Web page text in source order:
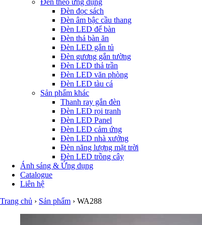
Đèn đọc sách
Đèn âm bậc cầu thang
Đèn LED để bàn
Đèn thả bàn ăn
Đèn LED gắn tủ
Đèn gương gắn tường
Đèn LED thả trần
Đèn LED văn phòng
Đèn LED tàu cá
Sản phẩm khác
Thanh ray gắn đèn
Đèn LED rọi tranh
Đèn LED Panel
Đèn LED cảm ứng
Đèn LED nhà xưởng
Đèn năng lượng mặt trời
Đèn LED trồng cây
Ánh sáng & Ứng dụng
Catalogue
Liên hệ
Trang chủ › Sản phẩm › WA288